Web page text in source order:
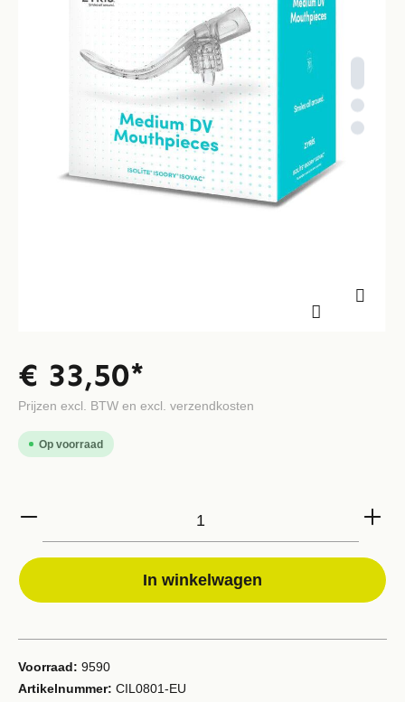
€ 33,50*
Prijzen excl. BTW en excl. verzendkosten
Op voorraad
In winkelwagen
Voorraad: 9590
Artikelnummer: CIL0801-EU